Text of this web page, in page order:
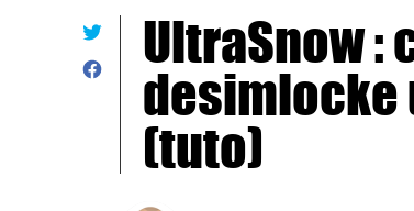
UltraSnow :
desimlocke
(tuto)